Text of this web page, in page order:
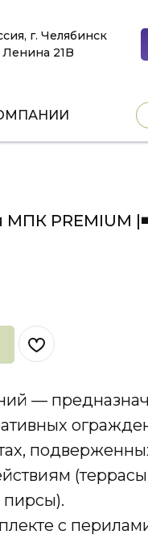
г. Челябинск
Ленина 21B
PREMIUM
—
с